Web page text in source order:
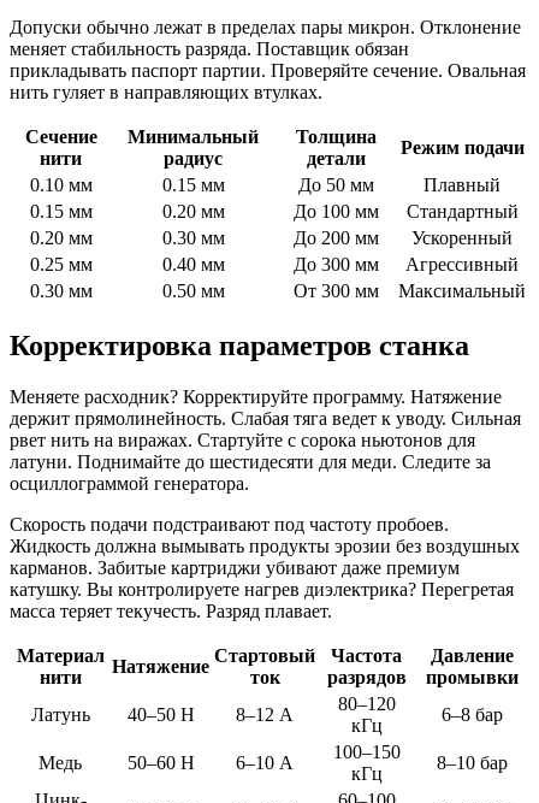
Допуски обычно лежат в пределах пары микрон. Отклонение
меняет стабильность разряда. Поставщик обязан
прикладывать паспорт партии. Проверяйте сечение. Овальная
нить гуляет в направляющих втулках.
Сечение
нити
Минимальный
радиус
Толщина
детали
Режим подачи
0.10 мм
0.15 мм До 50 мм
Плавный
0.15 мм
0.20 мм До 100 мм
Стандартный
0.20 мм
0.30 мм До 200 мм
Ускоренный
0.25 мм
0.40 мм До 300 мм
Агрессивный
0.30 мм
0.50 мм От 300 мм Максимальный
Корректировка параметров станка
Меняете расходник? Корректируйте программу. Натяжение
держит прямолинейность. Слабая тяга ведет к уводу. Сильная
рвет нить на виражах. Стартуйте с сорока ньютонов для
латуни. Поднимайте до шестидесяти для меди. Следите за
осциллограммой генератора.
Скорость подачи подстраивают под частоту пробоев.
Жидкость должна вымывать продукты эрозии без воздушных
карманов. Забитые картриджи убивают даже премиум
катушку. Вы контролируете нагрев диэлектрика? Перегретая
масса теряет текучесть. Разряд плавает.
Материал
нити
Натяжение
Стартовый
ток
Частота
разрядов
Давление
промывки
Латунь
40–50 Н 8–12 А
80–120
кГц
6–8 бар
Медь 50–60 Н 6–10 А
100–150
кГц
8–10 бар